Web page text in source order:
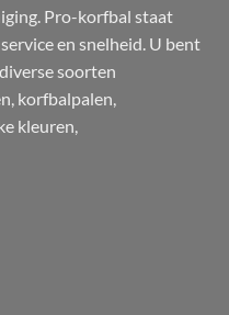
Pro-korfbal staat
en snelheid. U bent
soorten
korfbalpalen,
kleuren,